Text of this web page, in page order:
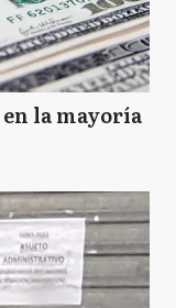
la mayoría